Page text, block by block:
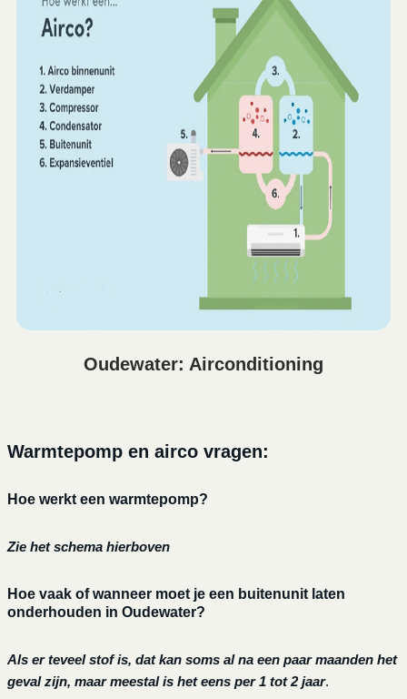
Oudewater: Airconditioning
Warmtepomp en airco vragen:
Hoe werkt een warmtepomp?
Zie het schema hierboven
Hoe vaak of wanneer moet je een buitenunit laten
onderhouden in Oudewater?
Als er teveel stof is, dat kan soms al na een paar maanden het
geval zijn, maar meestal is het eens per 1 tot 2 jaar.